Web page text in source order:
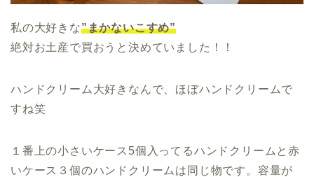
私の大好きな”まかないこすめ”
絶対お土産で買おうと決めていました！！
ハンドクリーム大好きなんで、ほぼハンドクリームで
すね笑
１番上の小さいケース5個入ってるハンドクリームと赤
いケース３個のハンドクリームは同じ物です。容量が